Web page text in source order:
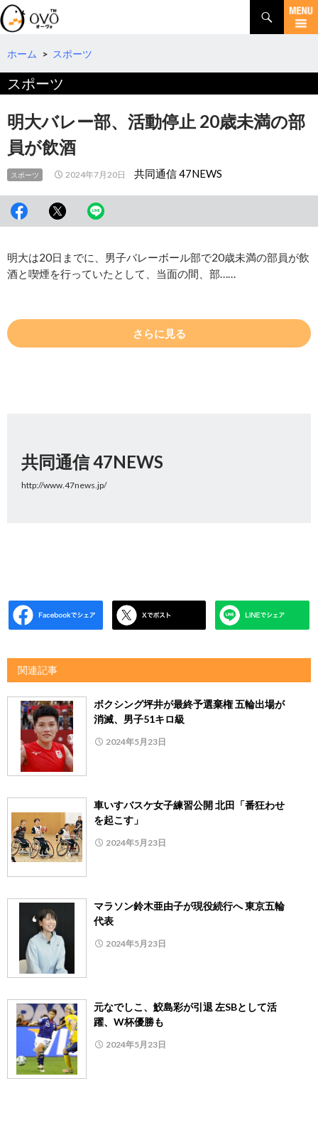
検
索
コ
テ
へ
移
動
ホーム > スポーツ
スポーツ
明大バレー部、活動停止 20歳未満の部
員が飲酒
スポーツ 2024年7月20日 共同通信 47NEWS
明大は20日までに、男子バレーボール部で20歳未満の部員が飲
酒と喫煙を行っていたとして、当面の間、部……
さらに見る
共同通信 47NEWS
http://www.47news.jp/
関連記事
ボクシング坪井が最終予選棄権 五輪出場が
消滅、男子51キロ級
2024年5月23日
車いすバスケ女子練習公開 北田「番狂わせ
を起こす」
2024年5月23日
マラソン鈴木亜由子が現役続行へ 東京五輪
代表
2024年5月23日
元なでしこ、鮫島彩が引退 左SBとして活
躍、W杯優勝も
2024年5月23日